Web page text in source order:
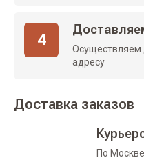
4
Осуществляем
адресу
Доставка заказов
По